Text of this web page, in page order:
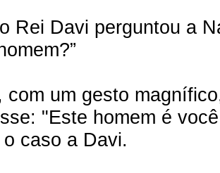
Rei Davi perguntou a
com um gesto
"Este homem é
caso a Davi.